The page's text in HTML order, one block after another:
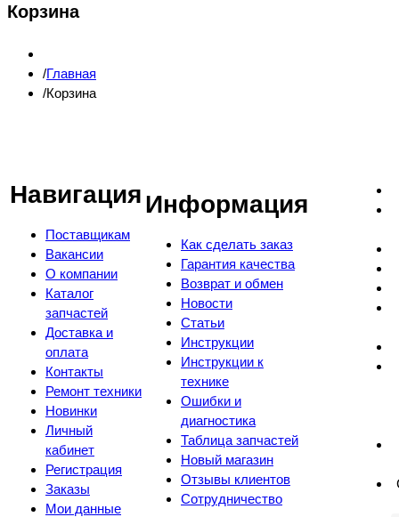
Корзина
Главная
Корзина
Навигация
Поставщикам
Вакансии
О компании
Каталог
запчастей
Доставка и
оплата
Контакты
Ремонт техники
Новинки
Личный
кабинет
Регистрация
Заказы
Мои данные
Информация
Как сделать заказ
Гарантия качества
Возврат и обмен
Новости
Статьи
Инструкции
Инструкции к
технике
Ошибки и
диагностика
Таблица запчастей
Новый магазин
Отзывы клиентов
Сотрудничество